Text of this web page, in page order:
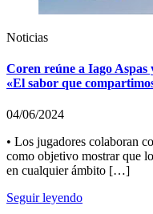
Noticias
Coren reúne a Iago Aspas
«El sabor que
04/06/2024
• Los jugadores colaboran
como objetivo mostrar que
en cualquier ámbito […]
Seguir leyendo